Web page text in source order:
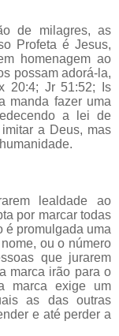
de milagres, as
Profeta é Jesus,
homenagem ao
possam adorá-la,
20:4; Jr 51:52; Is
manda fazer uma
a lei de
a Deus, mas
lealdade ao
por marcar todas
é promulgada uma
ou o número
que jurarem
marca irão para o
marca exige um
as das outras
e até perder a